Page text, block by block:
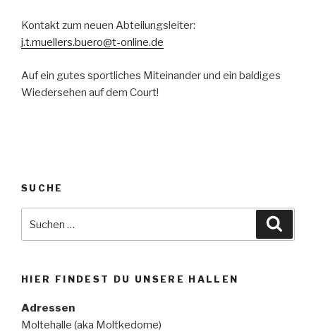
Kontakt zum neuen Abteilungsleiter:
j.t.muellers.buero@t-online.de
Auf ein gutes sportliches Miteinander und ein baldiges
Wiedersehen auf dem Court!
SUCHE
nach:
HIER FINDEST DU UNSERE HALLEN
Adressen
Moltehalle (aka Moltkedome)